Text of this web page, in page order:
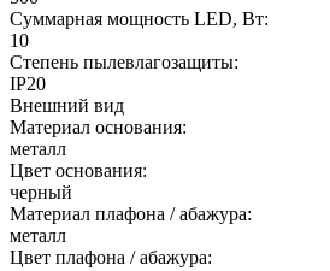
Суммарная мощность LED, Вт:
10
Степень пылевлагозащиты:
IP20
Внешний вид
Материал основания:
металл
Цвет основания:
черный
Материал плафона / абажура:
металл
Цвет плафона / абажура: